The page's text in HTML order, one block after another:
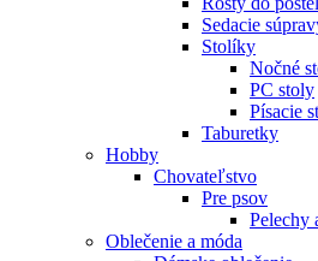
Sedacie
Stolíky
Nočné
PC stoly
Písacie
Taburetky
Hobby
Chovateľstvo
Pre psov
Pelechy
Oblečenie a móda